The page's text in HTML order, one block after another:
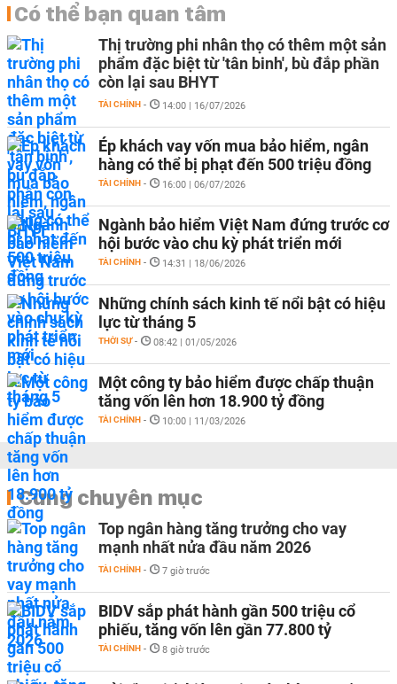
Có thể bạn quan tâm
Thị trường phi nhân thọ có thêm một sản
phẩm đặc biệt từ 'tân binh', bù đắp phần
còn lại sau BHYT
TÀI CHÍNH - 14:00 | 16/07/2026
Ép khách vay vốn mua bảo hiểm, ngân
hàng có thể bị phạt đến 500 triệu đồng
TÀI CHÍNH - 16:00 | 06/07/2026
Ngành bảo hiểm Việt Nam đứng trước cơ
hội bước vào chu kỳ phát triển mới
TÀI CHÍNH - 14:31 | 18/06/2026
Những chính sách kinh tế nổi bật có hiệu
lực từ tháng 5
THỜI SỰ - 08:42 | 01/05/2026
Một công ty bảo hiểm được chấp thuận
tăng vốn lên hơn 18.900 tỷ đồng
TÀI CHÍNH - 10:00 | 11/03/2026
Cùng chuyên mục
Top ngân hàng tăng trưởng cho vay
mạnh nhất nửa đầu năm 2026
TÀI CHÍNH - 7 giờ trước
BIDV sắp phát hành gần 500 triệu cổ
phiếu, tăng vốn lên gần 77.800 tỷ
TÀI CHÍNH - 8 giờ trước